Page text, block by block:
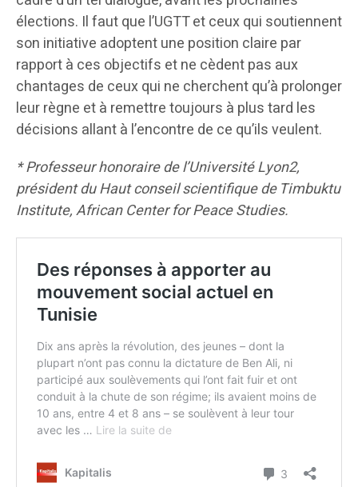
élections. Il faut que l’UGTT et ceux qui soutiennent
son initiative adoptent une position claire par
rapport à ces objectifs et ne cèdent pas aux
chantages de ceux qui ne cherchent qu’à prolonger
leur règne et à remettre toujours à plus tard les
décisions allant à l’encontre de ce qu’ils veulent.
* Professeur honoraire de l’Université Lyon2,
président du Haut conseil scientifique de Timbuktu
Institute, African Center for Peace Studies.